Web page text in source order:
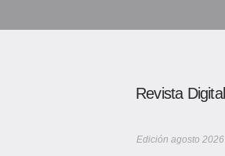
Revista Digital
Edición agosto 2026